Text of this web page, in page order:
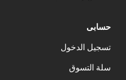
حسابى
تسجيل الدخول
سلة التسوق